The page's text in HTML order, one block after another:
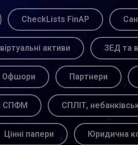
CheckLists FinAP
активи ЗЕД та
Офшори Партнери
СПФМ СПЛІТ,
Цінні папери Юридична